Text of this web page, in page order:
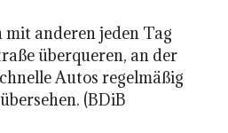
mit anderen jeden Tag
überqueren, an der
Autos regelmäßig
(BDiB